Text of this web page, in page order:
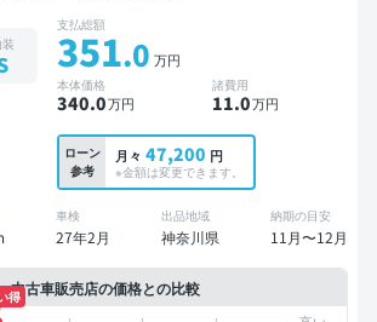
支払総額
351.0 万円
本体価格
340.0万円
諸費用
11.0万円
ローン
参考
月々 47,200 円
※金額は変更できます。
車検
27年2月
出品地域
神奈川県
納期の目安
11月〜12月
中古車販売店の価格との比較
得